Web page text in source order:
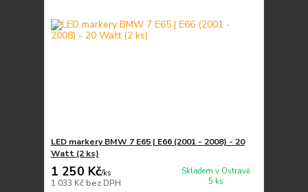
LED markery BMW 7 E65 | E66 (2001 - 2008) - 20
Watt (2 ks)
1 250 Kč/ks
1 033 Kč bez DPH
Skladem v Ostravě
5 ks